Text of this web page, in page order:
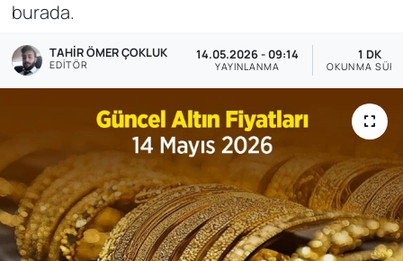
burada.
TAHIR ÖMER ÇOKLUK
EDITÖR
14.05.2026 - 09:14
YAYINLANMA
1 DK
OKUNMA
Dünya
Ekonomi
Gündem
Özel Haber
POLİTİKA